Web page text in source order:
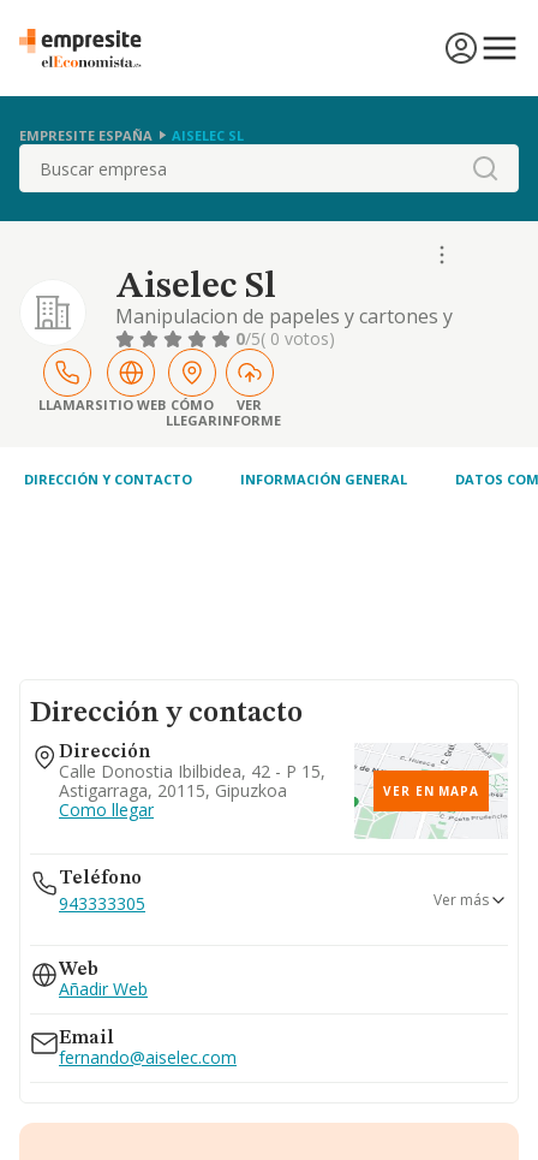
EMPRESITE ESPAÑA AISELEC SL
Buscar
Aiselec Sl
Manipulacion de papeles y cartones y
cualquier otra fabricacion o explotacion
industrial o mercantil que acuerde la junta
general
0/5( 0 votos)
LLAMARSITIO WEB CÓMO
LLEGAR
VER
INFORME
DIRECCIÓN Y CONTACTO INFORMACIÓN GENERAL DATOS
Dirección y contacto
Dirección
Calle Donostia Ibilbidea, 42 - P 15,
Astigarraga, 20115, Gipuzkoa
Como llegar
VER EN MAPA
Teléfono
943333305
943332703
943333050
Ver más
Web
Añadir Web
Email
fernando@aiselec.com